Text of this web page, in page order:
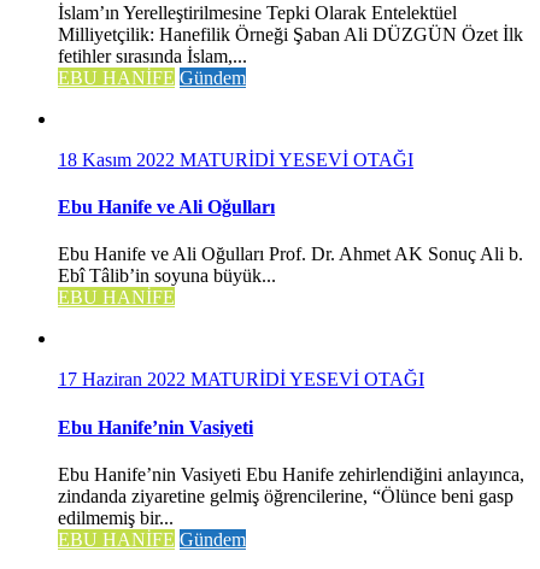
İslam’ın Yerelleştirilmesine Tepki Olarak Entelektüel
Milliyetçilik: Hanefilik Örneği Şaban Ali DÜZGÜN Özet İlk
fetihler sırasında İslam,...
EBU HANİFE Gündem
18 Kasım 2022 MATURİDİ YESEVİ OTAĞI
Ebu Hanife ve Ali Oğulları
Ebu Hanife ve Ali Oğulları Prof. Dr. Ahmet AK Sonuç Ali b.
Ebî Tâlib’in soyuna büyük...
EBU HANİFE
17 Haziran 2022 MATURİDİ YESEVİ OTAĞI
Ebu Hanife’nin Vasiyeti
Ebu Hanife’nin Vasiyeti Ebu Hanife zehirlendiğini anlayınca,
zindanda ziyaretine gelmiş öğrencilerine, “Ölünce beni gasp
edilmemiş bir...
EBU HANİFE Gündem